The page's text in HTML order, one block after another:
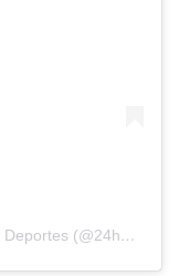
Una publicación compartida de 24Horas Deportes (@24horasdeportes)